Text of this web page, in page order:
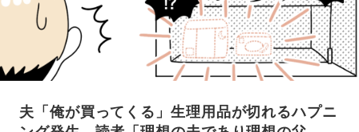
夫「俺が買ってくる」生理用品が切れるハプニ